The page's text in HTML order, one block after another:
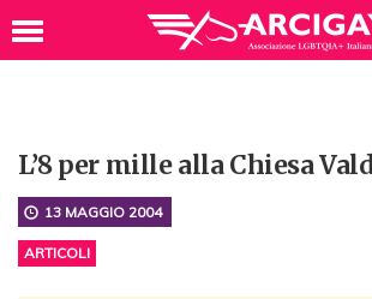
L’8 per mille alla Chiesa
13 MAGGIO 2004
ARTICOLI